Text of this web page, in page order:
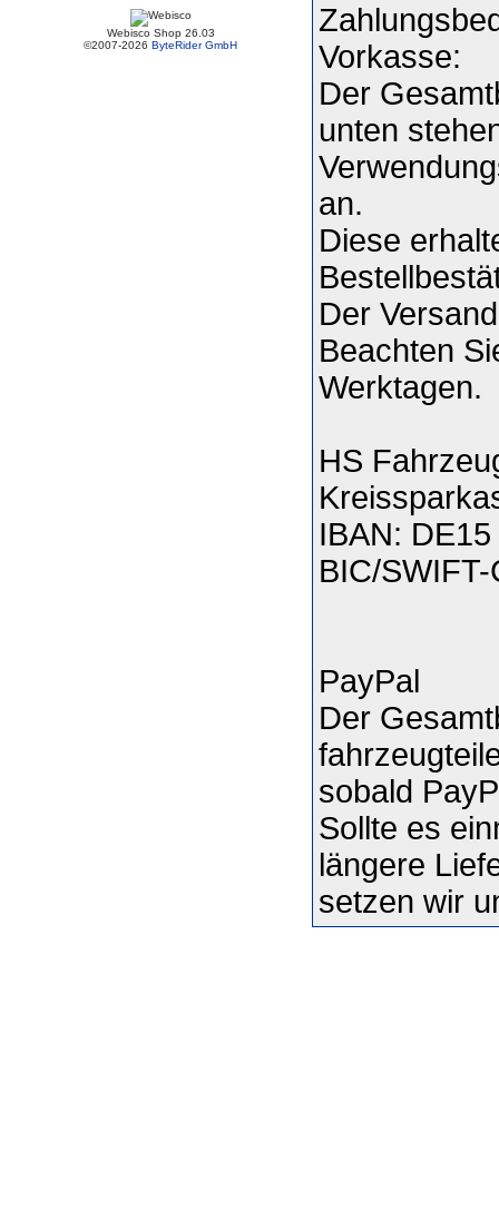
Webisco Shop 26.03
©2007-2026 ByteRider GmbH
Vorkasse:
Der
unten
an.
Diese
Der
Beachten
Werktagen.
HS
IBAN:
BIC/
PayPal
Der
sobald
Sollte es
längere
setzen wir